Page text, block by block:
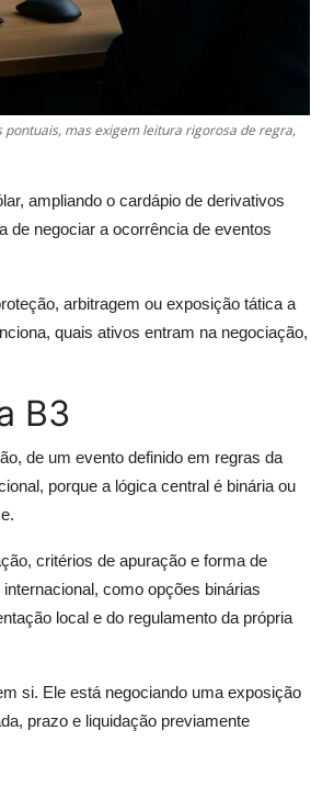
mas exigem leitura rigorosa de regra,
ampliando o cardápio de derivativos
de negociar a ocorrência de eventos
arbitragem ou exposição tática a
quais ativos entram na negociação,
B3
de um evento definido em regras da
porque a lógica central é binária ou
critérios de apuração e forma de
como opções binárias
local e do regulamento da própria
si. Ele está negociando uma exposição
prazo e liquidação previamente